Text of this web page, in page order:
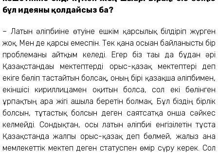
бұл идеяны қолдайсыз ба?
– Латын әліпбиіне өтуіне ешкім қарсылық білдіріп жүрген
жоқ. Мен де қарсы емеспін. Тек қана осыған байланысты бір
проблеманы айтқым келеді. Егер біз тағы да бұдан әрі
Қазақстандағы мектептерді орыс-қазақ мектептері деп
екіге бөліп тастайтын болсақ, оның бірі қазақша әліпбимен,
екіншісі кириллицамен оқитын болса, сол екі бөлінген
ұрпақтың ара жігі ашыла беретін болмақ. Бұл біздің бірлік
болсын, тұтастық болсын деген саятсатқа онша сәйкес
келмейді. Сондықтан, осы латын әліпбиі енгізілетін тұста
Қазақстанда жалпы орыс-қазақ деп бөлмей, жалғыз ғана
мемлекеттік мектеп деген статуспен өмір сүру керек. Сол